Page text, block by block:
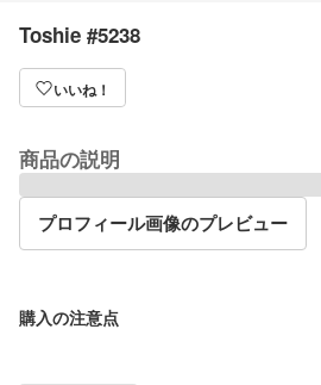
Toshie #5238
いいね！
商品の説明
プロフィール画像のプレビュー
購入の注意点